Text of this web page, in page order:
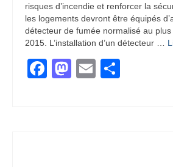
risques d’incendie et renforcer la
les logements devront être équipés
détecteur de fumée normalisé au
2015. L’installation d’un détecteur …
Facebook
Mastodon
Email